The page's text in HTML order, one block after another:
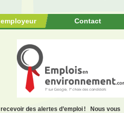
Contact
des alertes d’emploi ! Nous vous